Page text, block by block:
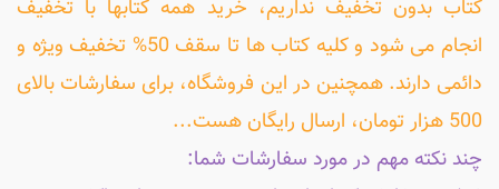
کتاب بدون تخفیف نداریم، خرید همه کتابها با تخفیف
انجام می شود و کلیه کتاب ها تا سقف 50% تخفیف ویژه و
دائمی دارند. همچنین در این فروشگاه، برای سفارشات بالای
500 هزار تومان، ارسال رایگان هست...
چند نکته مهم در مورد سفارشات شما: